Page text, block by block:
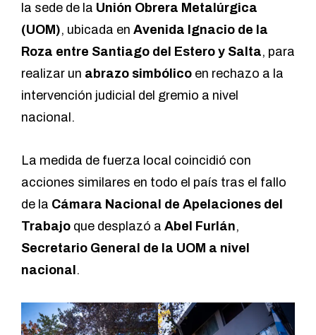
la sede de la Unión Obrera Metalúrgica
(UOM), ubicada en Avenida Ignacio de la
Roza entre Santiago del Estero y Salta, para
realizar un abrazo simbólico en rechazo a la
intervención judicial del gremio a nivel
nacional.
La medida de fuerza local coincidió con
acciones similares en todo el país tras el fallo
de la Cámara Nacional de Apelaciones del
Trabajo que desplazó a Abel Furlán,
Secretario General de la UOM a nivel
nacional .